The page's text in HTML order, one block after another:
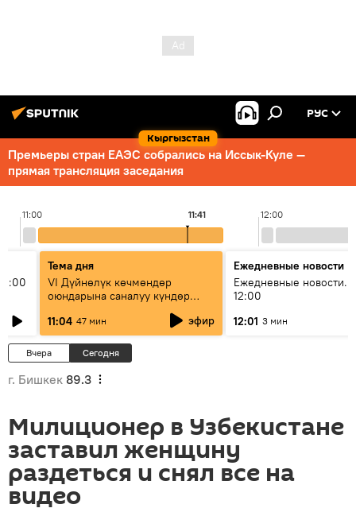
Кыргызстан
РУС
Премьеры стран ЕАЭС собрались на Иссык-Куле —
прямая трансляция заседания
11:00 12:00
11:41
Тема дня
VI Дүйнөлүк көчмөндөр
оюндарына саналуу күндөр
калды: даярдык иштери кайсы
этапка жетти?
11:04 47 мин эфир
Ежедневные новости
Ежедневные новости.
12:00
12:01 3 мин
Вчера Сегодня
г. Бишкек 89.3
Милиционер в Узбекистане
заставил женщину
раздеться и снял все на
видео